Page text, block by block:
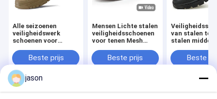
Alle seizoenen
veiligheidswerk
schoenen voor
10KV elektrische
isolatie stalen
teenpunct-proof
anti-smash
Beste prijs
Mensen Lichte stalen
veiligheidsschoenen
voor tenen Mesh
Ademhalende
antistatische
Beste prijs
van stalen
stalen
bestendige
Duurzame
hittebestendig
zacht-
werkschoenen
Beste
Thuis
Ongeveer
Contacteer
Desktop
jason